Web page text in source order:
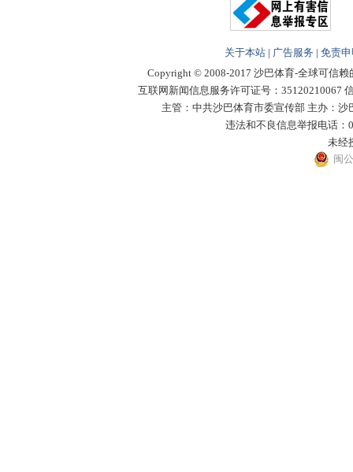
关于本站 | 广告服务 | 免责
Copyright © 2008-2017 沙巴体育-全球可信赖
互联网新闻信息服务许可证号：35120210067
主管：中共沙巴体育市委宣传部 主办：
违法和不良信息举报电话：
未经
闽